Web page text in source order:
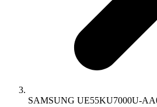
SAMSUNG UE55KU7000U-